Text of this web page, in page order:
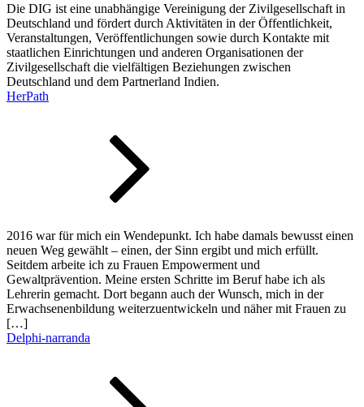
Die DIG ist eine unabhängige Vereinigung der Zivilgesellschaft in
Deutschland und fördert durch Aktivitäten in der Öffentlichkeit,
Veranstaltungen, Veröffentlichungen sowie durch Kontakte mit
staatlichen Einrichtungen und anderen Organisationen der
Zivilgesellschaft die vielfältigen Beziehungen zwischen
Deutschland und dem Partnerland Indien.
HerPath
2016 war für mich ein Wendepunkt. Ich habe damals bewusst einen
neuen Weg gewählt – einen, der Sinn ergibt und mich erfüllt.
Seitdem arbeite ich zu Frauen Empowerment und
Gewaltprävention. Meine ersten Schritte im Beruf habe ich als
Lehrerin gemacht. Dort begann auch der Wunsch, mich in der
Erwachsenenbildung weiterzuentwickeln und näher mit Frauen zu
[…]
Delphi-narranda